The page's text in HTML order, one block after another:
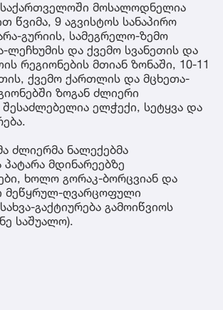
საქართველოში მოსალოდნელია
წვიმა, 9 აგვისტოს სანაპირო
გურიის, სამეგრელო-ზემო
ლეჩხუმის და ქვემო სვანეთის და
რეგიონების მთიან ზონაში, 10-11
ქვემო ქართლის და მცხეთა-
ზოგან ძლიერი
შესაძლებელია ელჭექი, სეტყვა და
ძლიერმა ნალექებმა
მდინარეებზე
ხოლო გორაკ-ბორცვიან და
მეწყრულ-ღვარცოფული
გაქტიურება გამოიწვიოს
საშუალო).